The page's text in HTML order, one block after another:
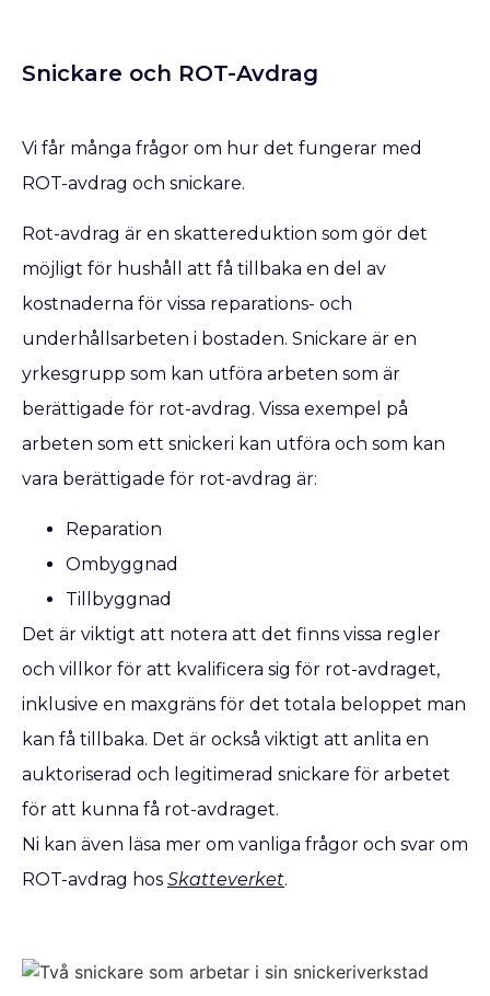
Snickare och ROT-Avdrag
Vi får många frågor om hur det fungerar med
ROT-avdrag och snickare.
Rot-avdrag är en skattereduktion som gör det
möjligt för hushåll att få tillbaka en del av
kostnaderna för vissa reparations- och
underhållsarbeten i bostaden. Snickare är en
yrkesgrupp som kan utföra arbeten som är
berättigade för rot-avdrag. Vissa exempel på
arbeten som ett snickeri kan utföra och som kan
vara berättigade för rot-avdrag är:
Reparation
Ombyggnad
Tillbyggnad
Det är viktigt att notera att det finns vissa regler
och villkor för att kvalificera sig för rot-avdraget,
inklusive en maxgräns för det totala beloppet man
kan få tillbaka. Det är också viktigt att anlita en
auktoriserad och legitimerad snickare för arbetet
för att kunna få rot-avdraget.
Ni kan även läsa mer om vanliga frågor och svar om
ROT-avdrag hos Skatteverket.